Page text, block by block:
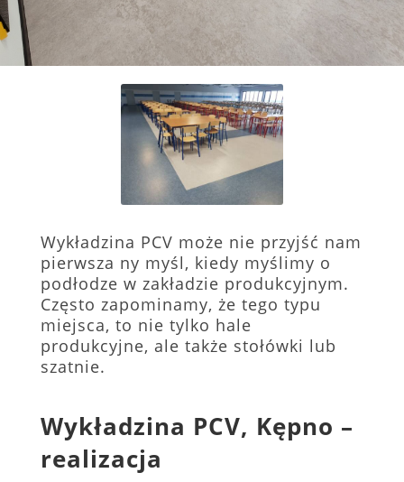
Wykładzina PCV może nie przyjść nam
pierwsza ny myśl, kiedy myślimy o
podłodze w zakładzie produkcyjnym.
Często zapominamy, że tego typu
miejsca, to nie tylko hale
produkcyjne, ale także stołówki lub
szatnie.
Wykładzina PCV, Kępno –
realizacja